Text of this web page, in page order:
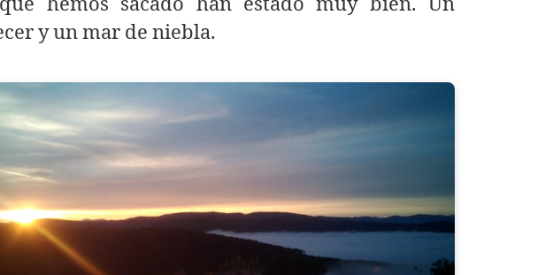
y un mar de niebla.